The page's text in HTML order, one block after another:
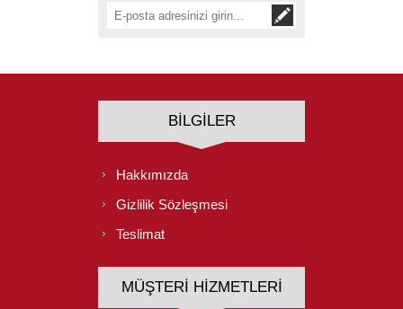
BILGILER
Hakkımızda
Gizlilik Sözleşmesi
Teslimat
MÜŞTERI HIZMETLERI